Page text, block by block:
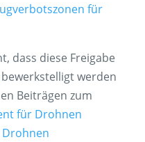
für
dass diese Freigabe
bewerkstelligt werden
Beiträgen zum
für Drohnen
Drohnen